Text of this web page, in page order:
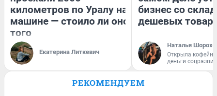
километров по Уралу на
машине — стоило ли оно
того
Екатерина Литкевич
бизнес со
дешевых
Наталья
Открыла
деньги
РЕКОМЕНДУЕМ